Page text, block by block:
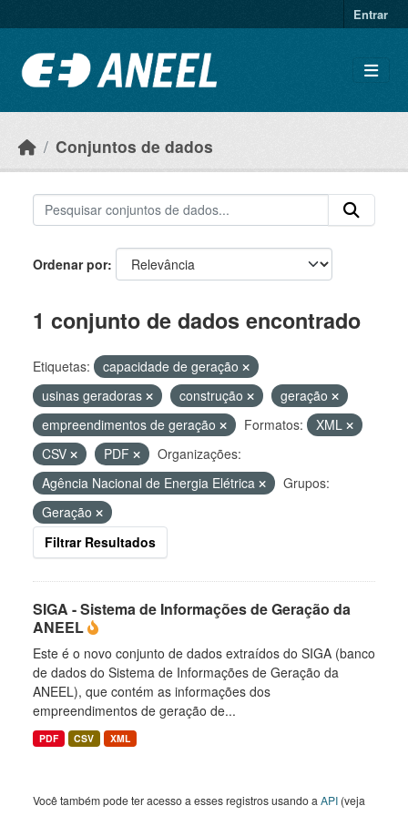
Entrar
Conjuntos de dados
Ordenar por
1 conjunto de dados encontrado
Etiquetas:
capacidade de geração
usinas geradoras
construção
geração
empreendimentos de geração
Formatos:
XML
CSV
PDF
Organizações:
Agência Nacional de Energia Elétrica
Grupos:
Geração
Filtrar Resultados
SIGA - Sistema de Informações de Geração da
ANEEL
Este é o novo conjunto de dados extraídos do SIGA (banco
de dados do Sistema de Informações de Geração da
ANEEL), que contém as informações dos
empreendimentos de geração de...
PDF CSV XML
Você também pode ter acesso a esses registros usando a API (veja